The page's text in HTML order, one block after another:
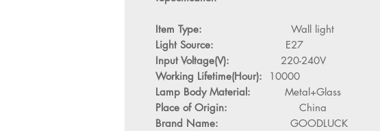
Item Type:
Wall light
Light Source:
E27
Input Voltage(V):
220-240V
Working Lifetime(Hour):
10000
Lamp Body Material:
Metal+Glass
Place of Origin: China
Brand Name: GOODLUCK